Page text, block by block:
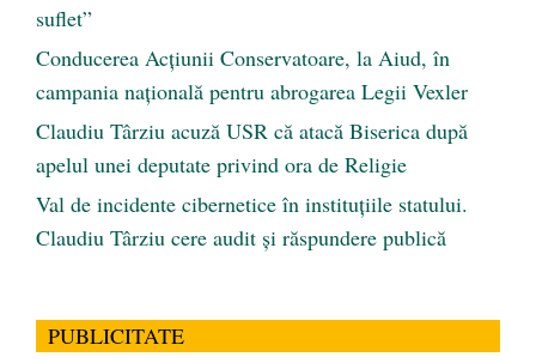
suflet”
Conducerea Acțiunii Conservatoare, la Aiud, în
campania națională pentru abrogarea Legii Vexler
Claudiu Târziu acuză USR că atacă Biserica după
apelul unei deputate privind ora de Religie
Val de incidente cibernetice în instituțiile statului.
Claudiu Târziu cere audit și răspundere publică
PUBLICITATE